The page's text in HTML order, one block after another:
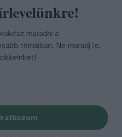
maradni a
témáiban. Ne maradj le,